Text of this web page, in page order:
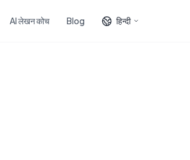
AI लेखन कोच Blog हिन्दी